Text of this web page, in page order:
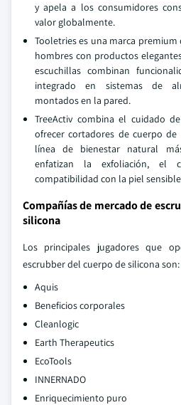
y apela a los consumidores
valor globalmente.
Tooletries es una marca
hombres con productos
escuchillas combinan
integrado en sistemas de
montados en la pared.
TreeActiv combina el cuidado
ofrecer cortadores de cuerpo
línea de bienestar natural
enfatizan la exfoliación, el
compatibilidad con la piel
Compañías de mercado de
silicona
Los principales jugadores que
escrubber del cuerpo de silicona son:
Aquis
Beneficios corporales
Cleanlogic
Earth Therapeutics
EcoTools
INNERNADO
Enriquecimiento puro